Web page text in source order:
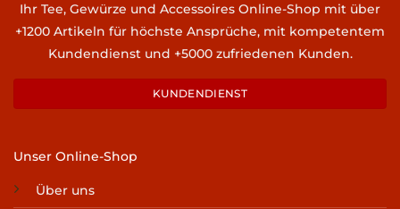
Ihr Tee, Gewürze und Accessoires Online-Shop mit über
+1200 Artikeln für höchste Ansprüche, mit kompetentem
Kundendienst und +5000 zufriedenen Kunden.
KUNDENDIENST
Unser Online-Shop
Über uns